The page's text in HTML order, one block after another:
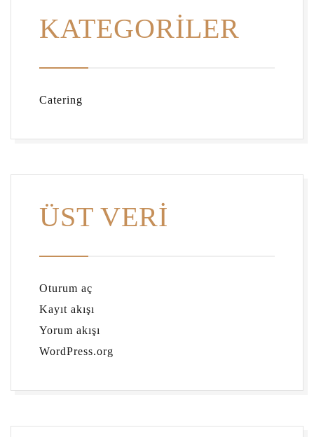
KATEGORILER
Catering
ÜST VERI
Oturum aç
Kayıt akışı
Yorum akışı
WordPress.org